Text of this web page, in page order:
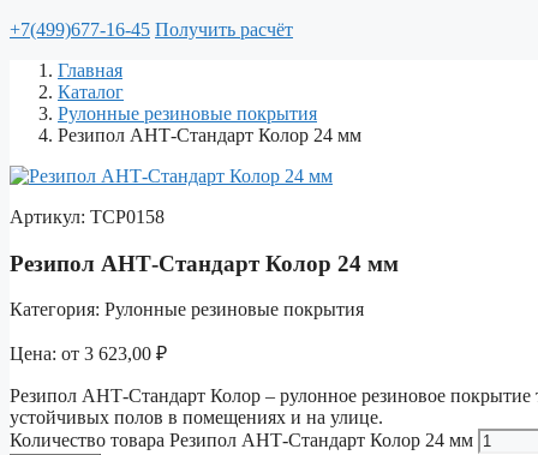
+7(499)677-16-45 Получить расчёт
Главная
Каталог
Рулонные резиновые покрытия
Резипол АНТ-Стандарт Колор 24 мм
Артикул: ТСР0158
Резипол АНТ-Стандарт Колор 24 мм
Категория: Рулонные резиновые покрытия
Цена: от 3 623,00 ₽
Резипол АНТ-Стандарт Колор – рулонное резиновое
устойчивых полов в помещениях и на улице.
Количество товара Резипол АНТ-Стандарт Колор 24 мм